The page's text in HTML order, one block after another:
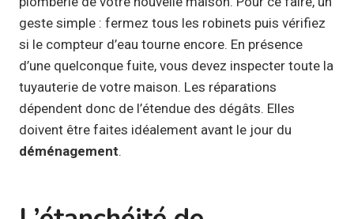
geste simple : fermez tous les robinets puis vérifiez
si le compteur d’eau tourne encore. En présence
d’une quelconque fuite, vous devez inspecter toute la
tuyauterie de votre maison. Les réparations
dépendent donc de l’étendue des dégâts. Elles
doivent être faites idéalement avant le jour du
déménagement.